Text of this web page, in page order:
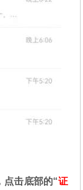
点击底部的“证